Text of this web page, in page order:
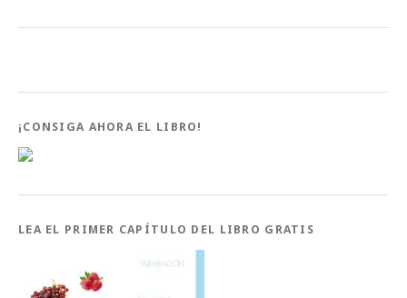
¡CONSIGA AHORA EL LIBRO!
LEA EL PRIMER CAPÍTULO DEL LIBRO GRATIS